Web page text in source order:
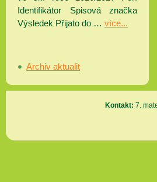
Identifikátor Spisová značka
Výsledek Přijato do … více...
Archiv aktualit
Kontakt: 7.